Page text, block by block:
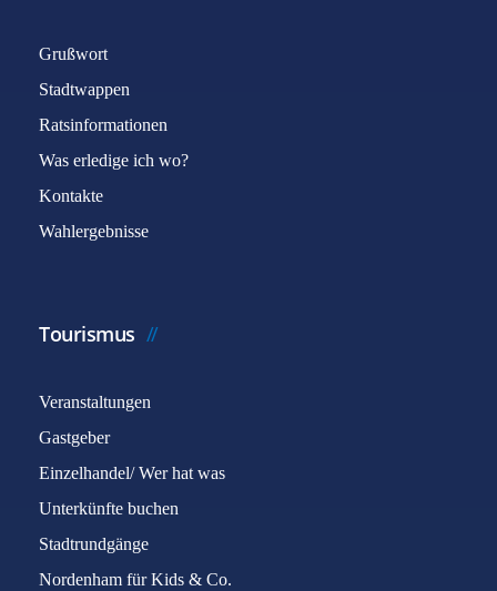
Grußwort
Stadtwappen
Ratsinformationen
Was erledige ich wo?
Kontakte
Wahlergebnisse
Tourismus
Veranstaltungen
Gastgeber
Einzelhandel/ Wer hat was
Unterkünfte buchen
Stadtrundgänge
Nordenham für Kids & Co.